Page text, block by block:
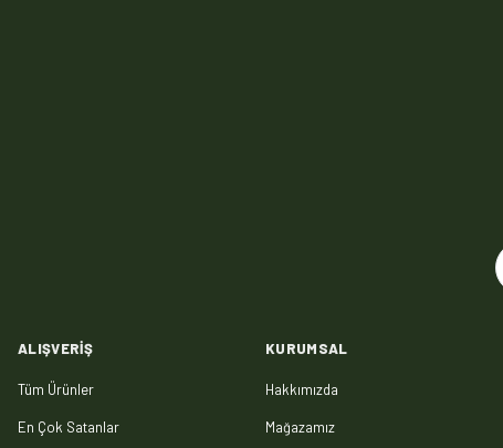
ALIŞVERIŞ
Tüm Ürünler
En Çok Satanlar
KURUMSAL
Hakkımızda
Mağazamız